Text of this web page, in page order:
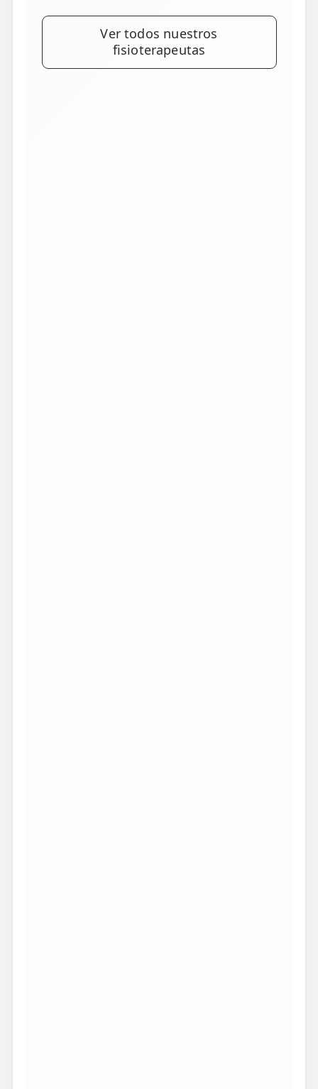
Ver todos nuestros
fisioterapeutas